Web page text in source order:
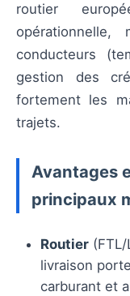
routier
conducteurs
gestion des
fortement les
trajets.
Avantages
principaux
Routier
livraison
carburant et